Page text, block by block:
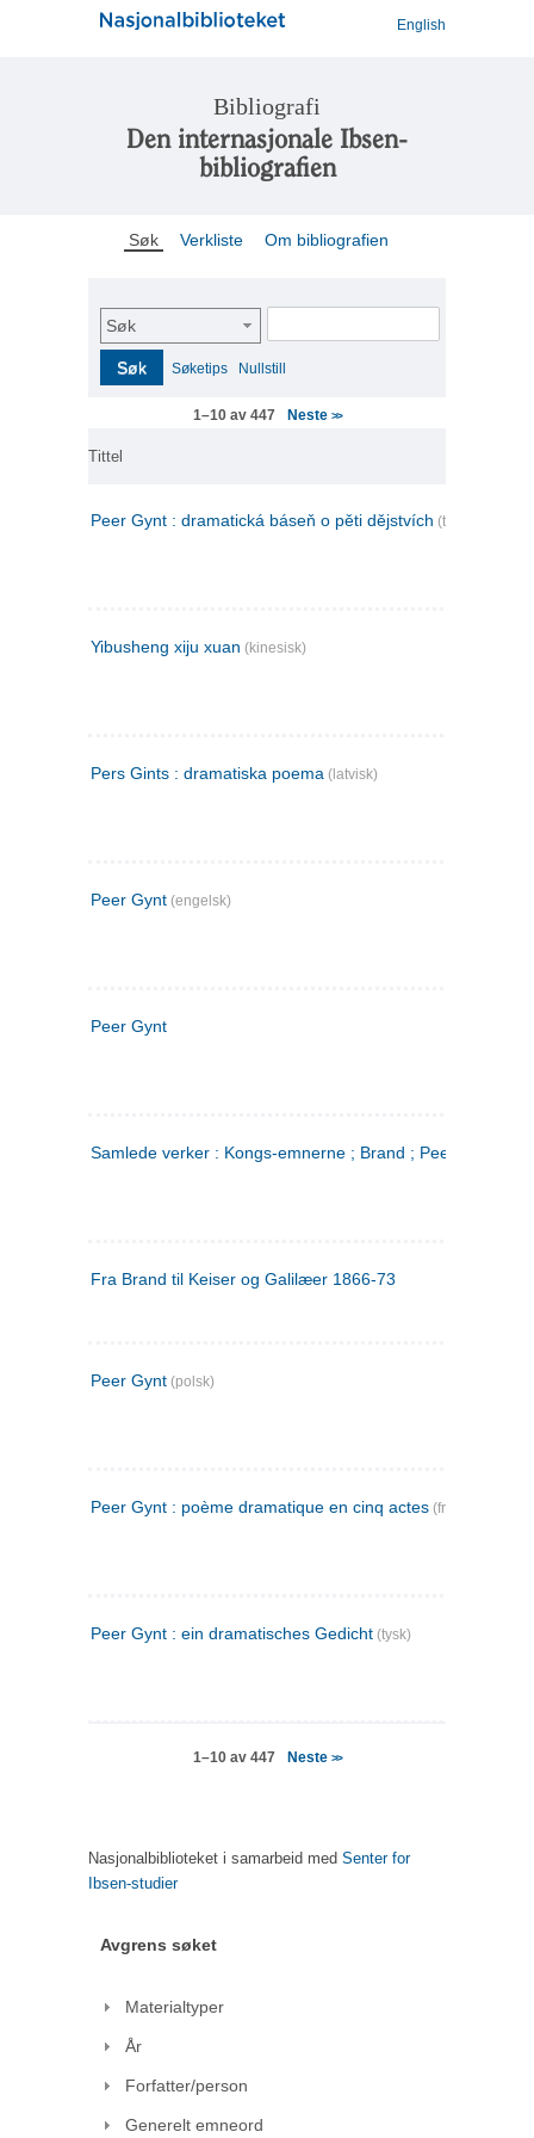
English
Bibliografi
Den internasjonale Ibsen-
bibliografien
Søk Verkliste Om bibliografien
Søk
Søk Søketips Nullstill
1–10 av 447 Neste >>
Tittel
Peer Gynt : dramatická báseň o pěti dějstvích (tsjekkisk)
Yibusheng xiju xuan (kinesisk)
Pers Gints : dramatiska poema (latvisk)
Peer Gynt (engelsk)
Peer Gynt
Samlede verker : Kongs-emnerne ; Brand ; Peer Gynt. 2
Fra Brand til Keiser og Galilæer 1866-73
Peer Gynt (polsk)
Peer Gynt : poème dramatique en cinq actes (fransk)
Peer Gynt : ein dramatisches Gedicht (tysk)
1–10 av 447 Neste >>
Nasjonalbiblioteket i samarbeid med Senter for
Ibsen-studier
Avgrens søket
Materialtyper
År
Forfatter/person
Generelt emneord